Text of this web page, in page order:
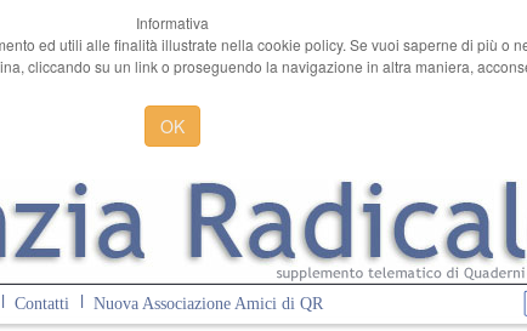
Informativa
ed utili alle finalità illustrate nella cookie policy. Se vuoi saperne di più o
cliccando su un link o proseguendo la navigazione in altra maniera,
OK
Contatti Nuova Associazione Amici di QR